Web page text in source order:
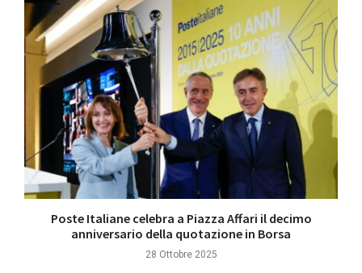
Poste Italiane celebra a Piazza Affari il decimo
anniversario della quotazione in Borsa
28 Ottobre 2025